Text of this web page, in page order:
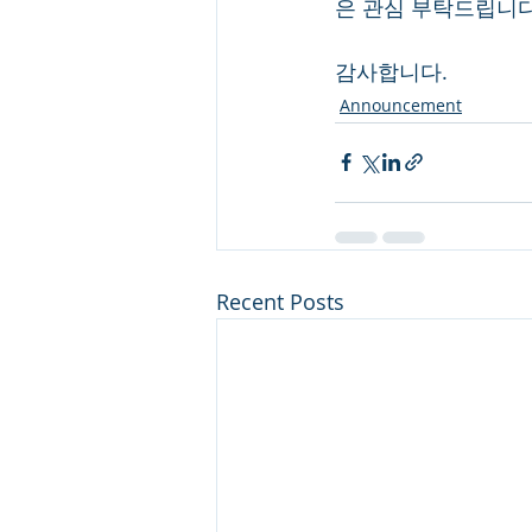
은 관심 부탁드립니
감사합니다.
Announcement
Recent Posts